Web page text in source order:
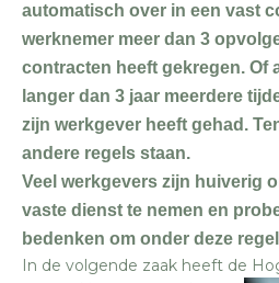
automatisch over in een vast
werknemer meer dan 3
contracten heeft gekregen. Of
langer dan 3 jaar meerdere
zijn werkgever heeft gehad.
andere regels staan.
Veel werkgevers zijn huiverig
vaste dienst te nemen en
bedenken om onder deze
In de volgende zaak heeft de